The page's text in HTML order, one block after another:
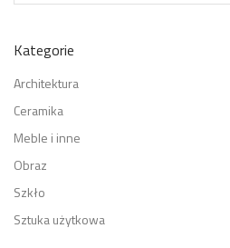
Kategorie
Architektura
Ceramika
Meble i inne
Obraz
Szkło
Sztuka użytkowa